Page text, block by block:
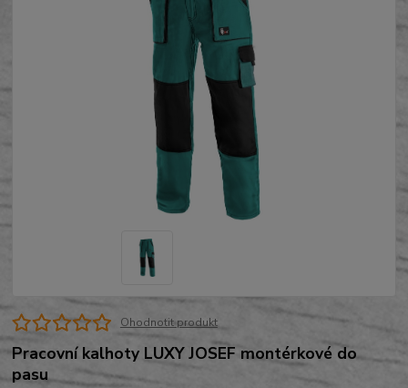
Ohodnotit produkt
Pracovní kalhoty LUXY JOSEF montérkové do
pasu